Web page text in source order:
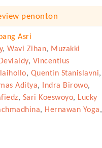
penonton
Asri
, Wavi Zihan, Muzakki
, Vincentius
, Quentin Stanislavni,
Aditya, Indra Birowo,
, Sari Koeswoyo, Lucky
, Hernawan Yoga,